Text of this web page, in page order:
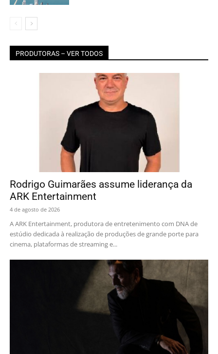
PRODUTORAS – VER TODOS
Rodrigo Guimarães assume liderança da
ARK Entertainment
4 de agosto de 2026
A ARK Entertainment, produtora de entretenimento com DNA de
estúdio dedicada à realização de produções de grande porte para
cinema, plataformas de streaming e...